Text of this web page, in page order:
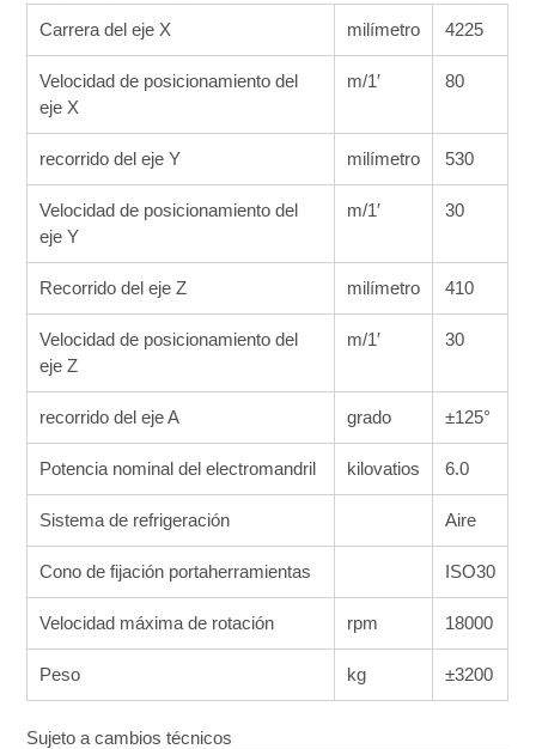
Carrera del eje X milímetro 4225
Velocidad de posicionamiento del
eje X
m/1′ 80
recorrido del eje Y milímetro 530
Velocidad de posicionamiento del
eje Y
m/1′ 30
Recorrido del eje Z milímetro 410
Velocidad de posicionamiento del
eje Z
m/1′ 30
recorrido del eje A grado ±125°
Potencia nominal del electromandril kilovatios 6.0
Sistema de refrigeración Aire
Cono de fijación portaherramientas ISO30
Velocidad máxima de rotación rpm 18000
Peso kg ±3200
Sujeto a cambios técnicos